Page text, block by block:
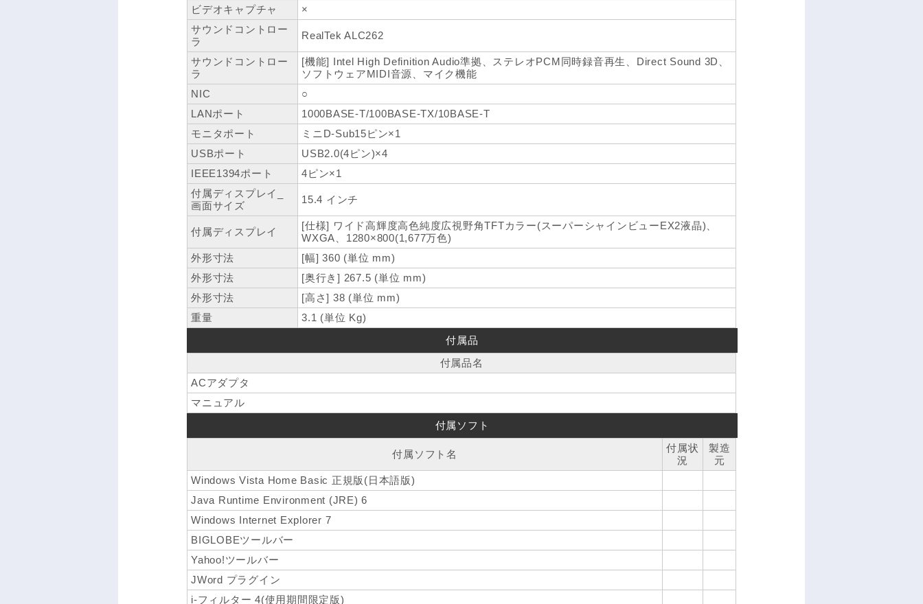
ビデオキャプチャ
×
サウンドコントロー
ラ
RealTek ALC262
サウンドコントロー
ラ
[機能] Intel High Definition Audio準拠、ステレオPCM同時録音再生、Direct Sound 3D、
ソフトウェアMIDI音源、マイク機能
NIC
○
LANポート
1000BASE-T/100BASE-TX/10BASE-T
モニタポート
ミニD-Sub15ピン×1
USBポート
USB2.0(4ピン)×4
IEEE1394ポート
4ピン×1
付属ディスプレイ_
画面サイズ
15.4 インチ
付属ディスプレイ
[仕様] ワイド高輝度高色純度広視野角TFTカラー(スーパーシャインビューEX2液晶)、
WXGA、1280×800(1,677万色)
外形寸法
[幅] 360 (単位 mm)
外形寸法
[奥行き] 267.5 (単位 mm)
外形寸法
[高さ] 38 (単位 mm)
重量
3.1 (単位 Kg)
付属品
付属品名
ACアダプタ
マニュアル
付属ソフト
付属ソフト名
付属状
況
製造
元
Windows Vista Home Basic 正規版(日本語版)
Java Runtime Environment (JRE) 6
Windows Internet Explorer 7
BIGLOBEツールバー
Yahoo!ツールバー
JWord プラグイン
i-フィルター 4(使用期間限定版)